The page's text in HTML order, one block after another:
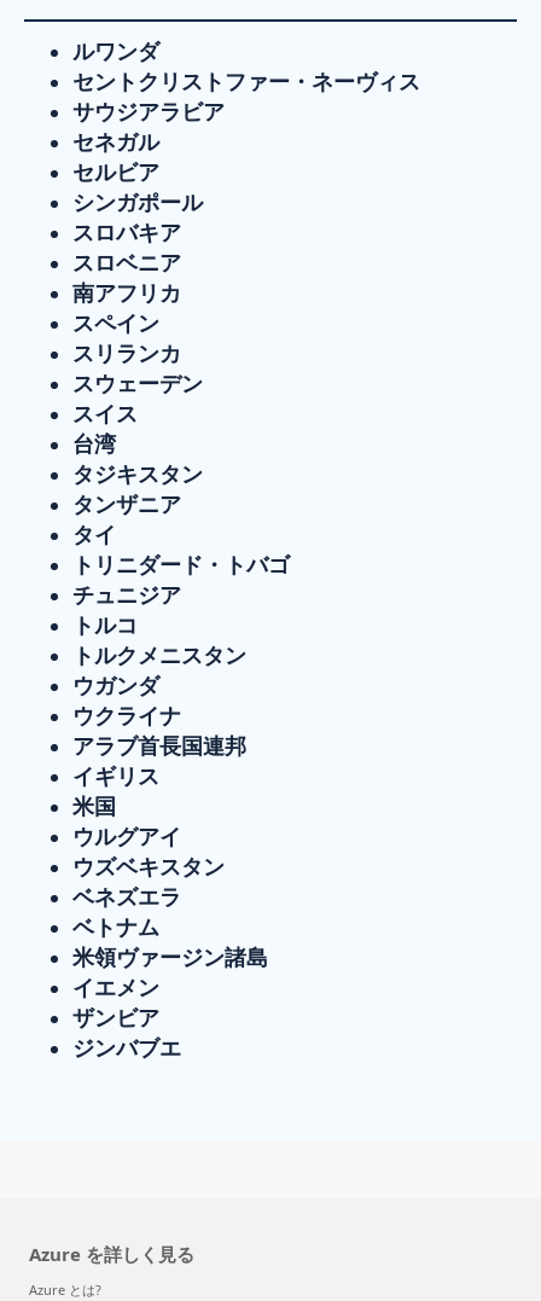
ルワンダ
セントクリストファー・ネーヴィス
サウジアラビア
セネガル
セルビア
シンガポール
スロバキア
スロベニア
南アフリカ
スペイン
スリランカ
スウェーデン
スイス
台湾
タジキスタン
タンザニア
タイ
トリニダード・トバゴ
チュニジア
トルコ
トルクメニスタン
ウガンダ
ウクライナ
アラブ首長国連邦
イギリス
米国
ウルグアイ
ウズベキスタン
ベネズエラ
ベトナム
米領ヴァージン諸島
イエメン
ザンビア
ジンバブエ
Azure を詳しく見る
Azure とは?